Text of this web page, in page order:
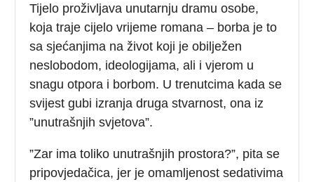
Tijelo proživljava unutarnju dramu osobe,
koja traje cijelo vrijeme romana – borba je to
sa sjećanjima na život koji je obilježen
neslobodom, ideologijama, ali i vjerom u
snagu otpora i borbom. U trenutcima kada se
svijest gubi izranja druga stvarnost, ona iz
”unutrašnjih svjetova”.
”Zar ima toliko unutrašnjih prostora?”, pita se
pripovjedačica, jer je omamljenost sedativima